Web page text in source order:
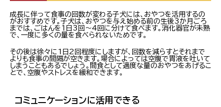
成長に伴って食事の回数が変わる子犬には、おやつを活用するの
がおすすめです。子犬は、おやつを与え始める前の生後3か月ごろ
までは、ごはんを1日3回～4回に分けて食べます。消化器官が未熟
で、一度に多くの量を食べられないためです。
その後は徐々に1日2回程度にしますが、回数を減らすとそれまで
よりも食事の間隔が空きます。場合によっては空腹で胃液を吐いて
しまうこともあるでしょう。間食として適度な量のおやつをあげるこ
とで、空腹やストレスを緩和できます。
コミュニケーションに活用できる